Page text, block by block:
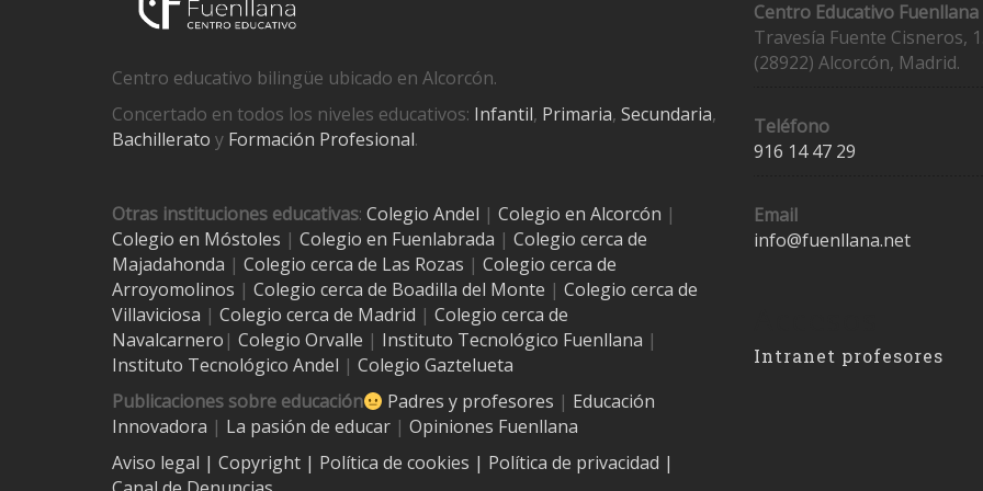
Centro educativo bilingüe ubicado en Alcorcón.
Concertado en todos los niveles educativos: Infantil, Primaria, Secundaria,
Bachillerato y Formación Profesional.
Otras instituciones educativas: Colegio Andel | Colegio en Alcorcón |
Colegio en Móstoles | Colegio en Fuenlabrada | Colegio cerca de
Majadahonda | Colegio cerca de Las Rozas | Colegio cerca de
Arroyomolinos | Colegio cerca de Boadilla del Monte | Colegio cerca de
Villaviciosa | Colegio cerca de Madrid | Colegio cerca de
Navalcarnero | Colegio Orvalle | Instituto Tecnológico Fuenllana |
Instituto Tecnológico Andel | Colegio Gaztelueta
Publicaciones sobre educación
Padres y profesores | Educación
Innovadora | La pasión de educar | Opiniones Fuenllana
Aviso legal | Copyright | Política de cookies | Política de privacidad |
Centro Educativo Fuenllana
Travesía Fuente Cisneros,
(28922) Alcorcón, Madrid.
Teléfono
916 14 47 29
Email
info@fuenllana.net
Intranet profesores